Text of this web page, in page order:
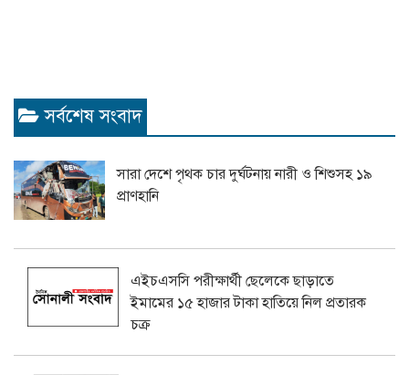
সর্বশেষ সংবাদ
সারা দেশে পৃথক চার দুর্ঘটনায় নারী ও শিশুসহ ১৯
প্রাণহানি
এইচএসসি পরীক্ষার্থী ছেলেকে ছাড়াতে
ইমামের ১৫ হাজার টাকা হাতিয়ে নিল প্রতারক
চক্র